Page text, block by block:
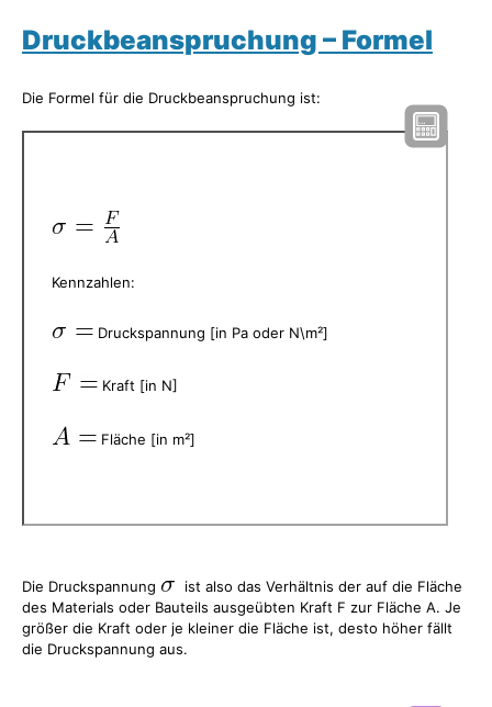
Druckbeanspruchung – Formel
Die Formel für die Druckbeanspruchung ist:
Kennzahlen:
Druckspannung [in Pa oder N\m²]
Kraft [in N]
Fläche [in m²]
Die Druckspannung
ist also das Verhältnis der auf die Fläche
des Materials oder Bauteils ausgeübten Kraft F zur Fläche A. Je
größer die Kraft oder je kleiner die Fläche ist, desto höher fällt
die Druckspannung aus.